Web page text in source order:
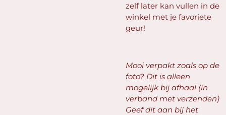
zelf later kan vullen in de
winkel met je favoriete
geur!
Mooi verpakt zoals op de
foto? Dit is alleen
mogelijk bij afhaal (in
verband met verzenden)
Geef dit aan bij het